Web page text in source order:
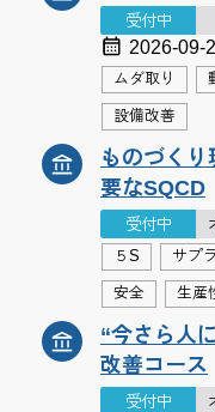
受付中
2026-09-
ムダ取り
設備改善
ものづく
要なSQCD
受付中
５S サプ
安全 生産
“今さら人
改善コース
受付中